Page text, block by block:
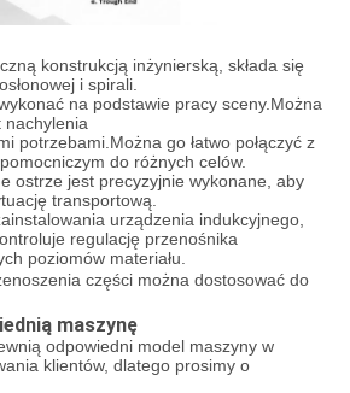
konstrukcją inżynierską, składa się
i spirali.
na podstawie pracy sceny.Można
nachylenia
potrzebami.Można go łatwo połączyć z
do różnych celów.
ostrze jest precyzyjnie wykonane, aby
transportową.
urządzenia indukcyjnego,
regulację przenośnika
poziomów materiału.
części można dostosować do
maszynę
odpowiedni model maszyny w
klientów, dlatego prosimy o